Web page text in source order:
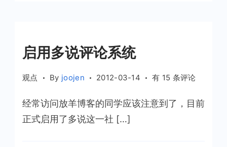
启用多说评论系统
观点 By joojen 2012-03-14
启
多
有 15 条评论
经常访问放羊博客的同学应该注意到了，目前
正式启用了多说这一社 […]